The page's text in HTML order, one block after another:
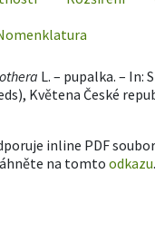
L. – pupalka. – In:
Květena České
inline PDF
na tomto odkazu.